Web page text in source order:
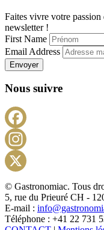
Faites vivre votre
newsletter !
First Name
Email Address
Envoyer
Nous suivre
© Gastronomiac. Tous
5, rue du Prieuré CH -
E-mail :
Téléphone : +41 22 731